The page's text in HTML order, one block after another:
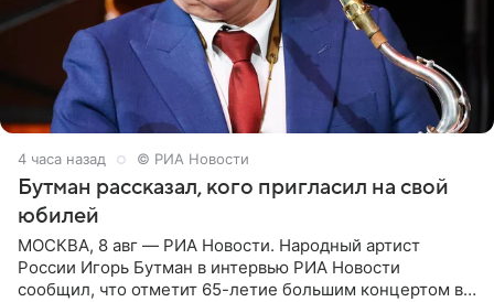
4 часа назад © РИА Новости
Бутман рассказал, кого пригласил на свой
юбилей
МОСКВА, 8 авг — РИА Новости. Народный артист
России Игорь Бутман в интервью РИА Новости
сообщил, что отметит 65-летие большим концертом в